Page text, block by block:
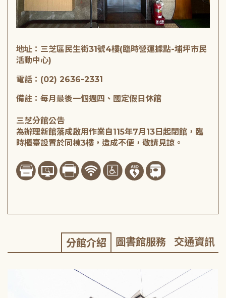
地址：三芝區民生街31號4樓(臨時營運據點-埔坪市民
活動中心)
電話：(02) 2636-2331
備註：每月最後一個週四、國定假日休館
三芝分館公告
為辦理新館落成啟用作業自115年7月13日起閉館，臨
時櫃臺設置於同棟3樓，造成不便，敬請見諒。
分館介紹 圖書館服務 交通資訊